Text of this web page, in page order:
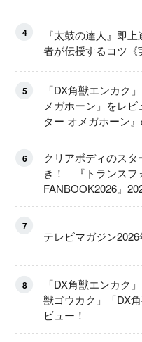
4
『太鼓の達人』即
者が伝授するコツ《
5
「DX角獣エンカク
メガホーン」をレ
ター オメガホーン
ート！
6
クリアボディのス
き！ 『トランスフ
FANBOOK2026』
7
テレビマガジン
8
「DX角獣エンカク
獣ゴウカク」「DX
ビュー！